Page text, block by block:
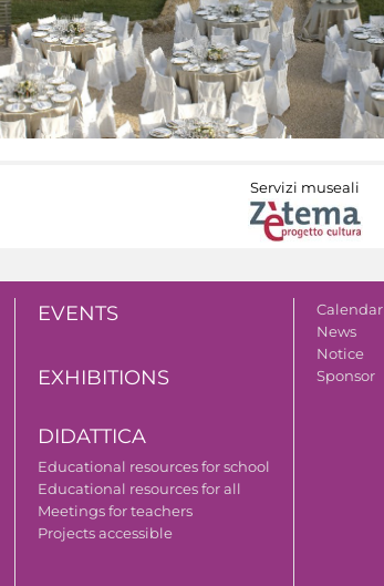
Servizi museali
EVENTS
EXHIBITIONS
DIDATTICA
Educational resources for school
Educational resources for all
Meetings for teachers
Projects accessible
Calendar
News
Notice
Sponsor